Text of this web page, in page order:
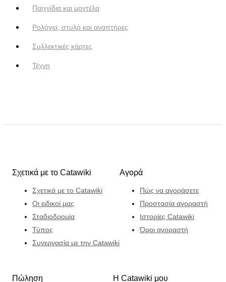
Παιχνίδια και μοντέλα
Ρολόγια, στυλό και αναπτήρες
Συλλεκτικές κάρτες
Τέχνη
Σχετικά με το Catawiki
Σχετικά με το Catawiki
Οι ειδικοί μας
Σταδιοδρομία
Τύπος
Συνεργασία με την Catawiki
Αγορά
Πώς να αγοράσετε
Προστασία αγοραστή
Ιστορίες Catawiki
Όροι αγοραστή
Πώληση Η Catawiki μου